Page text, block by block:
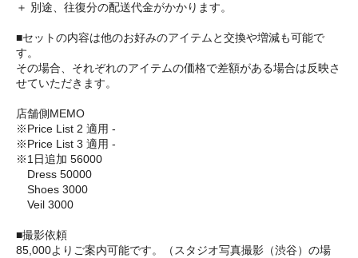
＋ 別途、往復分の配送代金がかかります。
■セットの内容は他のお好みのアイテムと交換や増減も可能で
す。
その場合、それぞれのアイテムの価格で差額がある場合は反映さ
せていただきます。
店舗側MEMO
※Price List 2 適用 -
※Price List 3 適用 -
※1日追加 56000
Dress 50000
Shoes 3000
Veil 3000
■撮影依頼
85,000よりご案内可能です。（スタジオ写真撮影（渋谷）の場